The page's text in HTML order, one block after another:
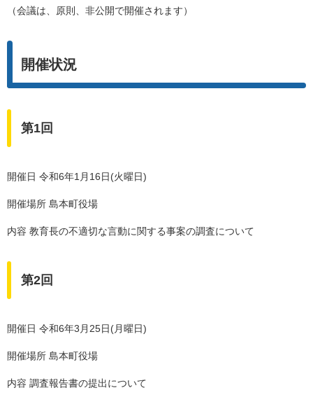
（会議は、原則、非公開で開催されます）
開催状況
第1回
開催日 令和6年1月16日(火曜日)
開催場所 島本町役場
内容 教育長の不適切な言動に関する事案の調査について
第2回
開催日 令和6年3月25日(月曜日)
開催場所 島本町役場
内容 調査報告書の提出について